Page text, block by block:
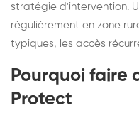
stratégie d'intervention.
régulièrement en zone
typiques, les accès
Pourquoi faire
Protect